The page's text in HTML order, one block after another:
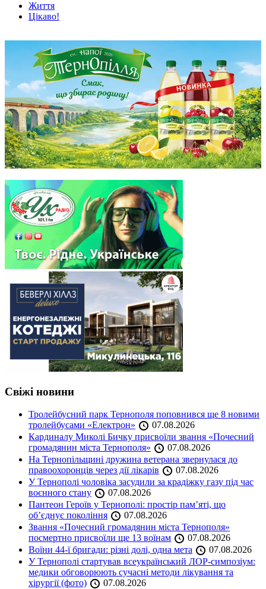
Життя
Цікаво!
Свіжі новини
Тролейбусний парк Тернополя поповнився ще 8 новими
тролейбусами «Електрон»
07.08.2026
Кардиналу Миколі Бичку присвоїли звання «Почесний
громадянин міста Тернополя»
07.08.2026
На Тернопільщині дружина ветерана звернулася до
правоохоронців через дії лікарів
07.08.2026
У Тернополі чоловіка засудили за крадіжку газу під час
воєнного стану
07.08.2026
Пантеон Героїв у Тернополі: простір пам’яті, що
об’єднує покоління
07.08.2026
Звання «Почесний громадянин міста Тернополя»
посмертно присвоїли ще 13 воїнам
07.08.2026
Воїни 44-ї бригади: різні долі, одна мета
07.08.2026
У Тернополі стартував всеукраїнський ЛОР-симпозіум:
медики обговорюють сучасні методи лікування та
хірургії (фото)
07.08.2026